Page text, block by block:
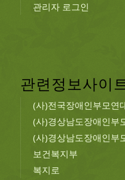
관리자 로그인
관련정보사이
(사)전국장애인부모연
(사)경상남도장애인부
(사)경상남도장애인부
보건복지부
복지로